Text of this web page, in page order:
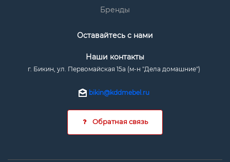
Бренды
Оставайтесь с нами
Наши контакты
г. Бикин, ул. Первомайская 15а (м-н "Дела домашние")
bikin@kddmebel.ru
Обратная связь